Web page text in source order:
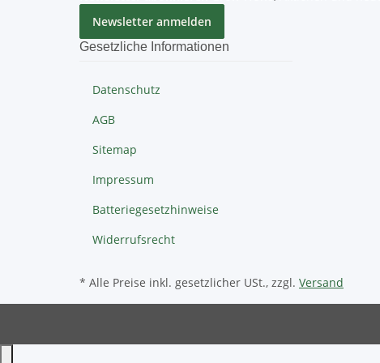
Newsletter anmelden
Gesetzliche Informationen
Datenschutz
AGB
Sitemap
Impressum
Batteriegesetzhinweise
Widerrufsrecht
* Alle Preise inkl. gesetzlicher USt., zzgl. Versand